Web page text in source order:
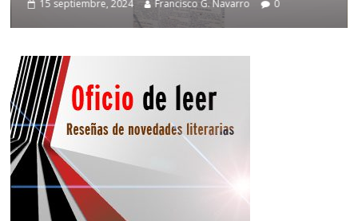
15 septiembre, 2024 Francisco G. Navarro 0